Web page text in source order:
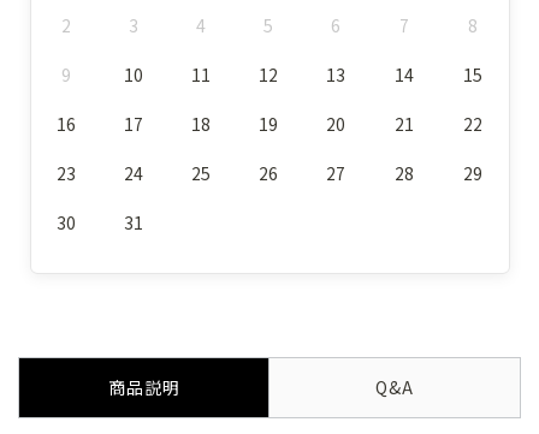
2 3 4 5 6 7 8
9 10 11 12 13 14 15
16 17 18 19 20 21 22
23 24 25 26 27 28 29
30 31
商品説明 Q&A